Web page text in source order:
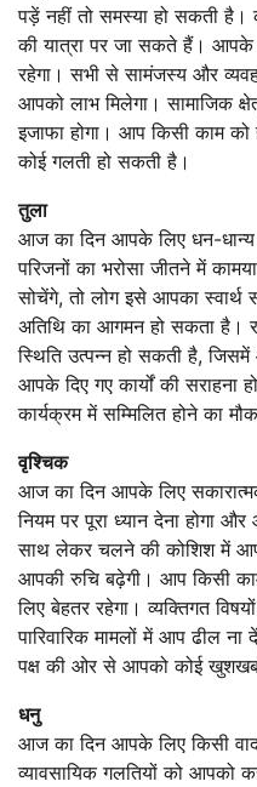
पड़ें नहीं तो समस्या हो सकती है।
की यात्रा पर जा सकते हैं। आपके
रहेगा। सभी से सामंजस्य और
आपको लाभ मिलेगा। सामाजिक
इजाफा होगा। आप किसी काम
कोई गलती हो सकती है।
तुला
आज का दिन आपके लिए धन-
परिजनों का भरोसा जीतने में
सोचेंगे, तो लोग इसे आपका
अतिथि का आगमन हो सकता है।
स्थिति उत्पन्न हो सकती है, जिसमें
आपके दिए गए कार्यों की सराहना
कार्यक्रम में सम्मिलित होने का
वृश्चिक
आज का दिन आपके लिए
नियम पर पूरा ध्यान देना होगा
साथ लेकर चलने की कोशिश में आप
आपकी रुचि बढ़ेगी। आप किसी
लिए बेहतर रहेगा। व्यक्तिगत
पारिवारिक मामलों में आप ढील
पक्ष की ओर से आपको कोई
धनु
आज का दिन आपके लिए किसी
व्यावसायिक गलतियों को आपको